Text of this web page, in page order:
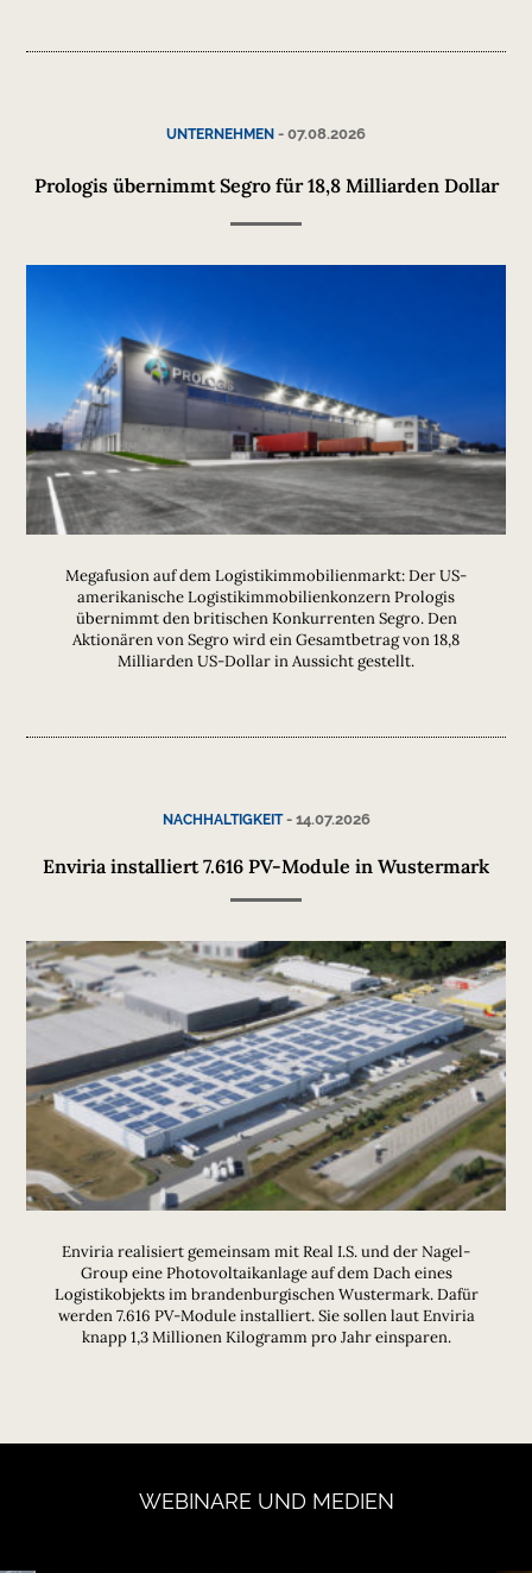
UNTERNEHMEN - 07.08.2026
Prologis übernimmt Segro für 18,8 Milliarden Dollar
Megafusion auf dem Logistikimmobilienmarkt: Der US-
amerikanische Logistikimmobilienkonzern Prologis
übernimmt den britischen Konkurrenten Segro. Den
Aktionären von Segro wird ein Gesamtbetrag von 18,8
Milliarden US-Dollar in Aussicht gestellt.
NACHHALTIGKEIT- 14.07.2026
Enviria installiert 7.616 PV-Module in Wustermark
Enviria realisiert gemeinsam mit Real I.S. und der Nagel-
Group eine Photovoltaikanlage auf dem Dach eines
Logistikobjekts im brandenburgischen Wustermark. Dafür
werden 7.616 PV-Module installiert. Sie sollen laut Enviria
knapp 1,3 Millionen Kilogramm pro Jahr einsparen.
WEBINAREUND MEDIEN